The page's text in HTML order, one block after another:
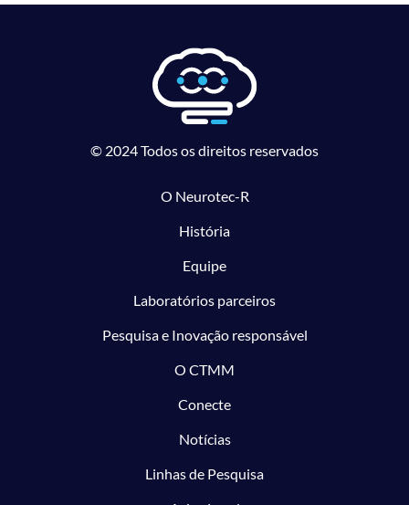
© 2024 Todos os direitos reservados
O Neurotec-R
História
Equipe
Laboratórios parceiros
Pesquisa e Inovação responsável
O CTMM
Conecte
Notícias
Linhas de Pesquisa